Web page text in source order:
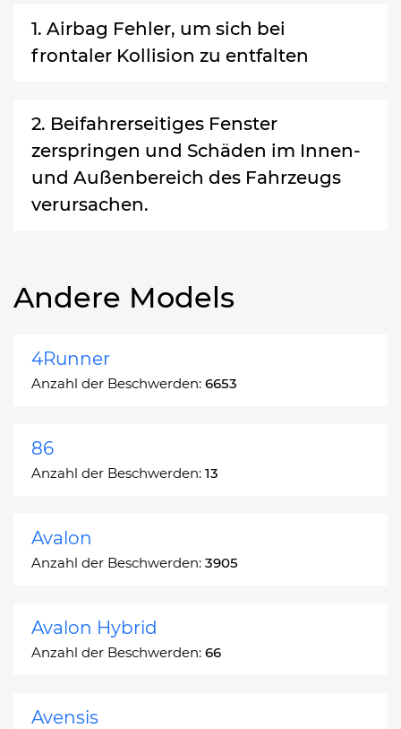
1. Airbag Fehler, um sich bei
frontaler Kollision zu entfalten
2. Beifahrerseitiges Fenster
zerspringen und Schäden im Innen-
und Außenbereich des Fahrzeugs
verursachen.
Andere Models
4Runner
Anzahl der Beschwerden: 6653
86
Anzahl der Beschwerden: 13
Avalon
Anzahl der Beschwerden: 3905
Avalon Hybrid
Anzahl der Beschwerden: 66
Avensis